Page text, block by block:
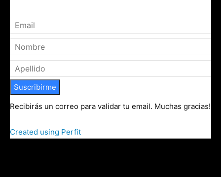
Suscribirme
Recibirás un correo para validar tu email. Muchas gracias!
Created using Perfit